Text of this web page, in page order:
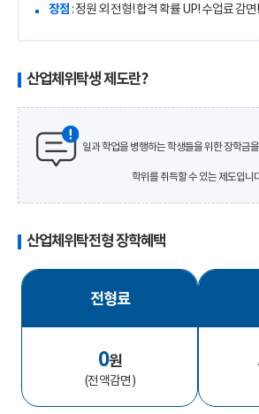
장점: 정원 외 전형! 합격 확률 UP! 수업료 감면!
산업체위탁생 제도란?
일과 학업을 병행하는 학생들을 위한 장학금
학위를 취득할 수 있는 제도입니
산업체위탁전형 장학혜택
전형료
0원
(전액감면)